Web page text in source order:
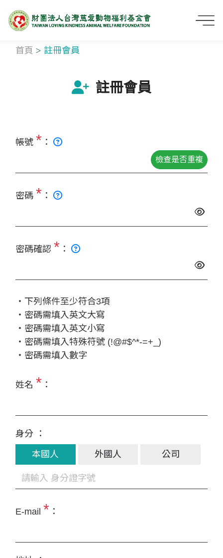
首頁 註冊會員
註冊會員
帳號 * ：
檢查是否重複
密碼 * ：
密碼確認 * ：
‧下列條件至少符合3項
‧密碼需填入英文大寫
‧密碼需填入英文小寫
‧密碼需填入特殊符號 (!@#$^*-=+_)
‧密碼需填入數字
姓名 * ：
身分 ：
本國人 外國人 公司
E-mail * ：